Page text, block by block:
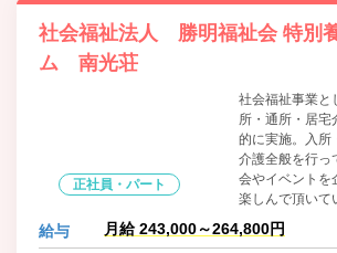
社会福祉法人 勝明福祉会 特別
ム 南光荘
正社員・パート
社会福祉事業と
所・通所・居宅
的に実施。入所
介護全般を行
会やイベントを
楽しんで頂いて
給与 月給 243,000～264,800円